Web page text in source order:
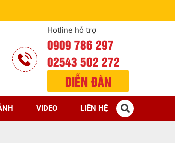
Hotline hỗ trợ
0909 786 297
02543 502 272
DIỄN ĐÀN
VIDEO LIÊN HỆ